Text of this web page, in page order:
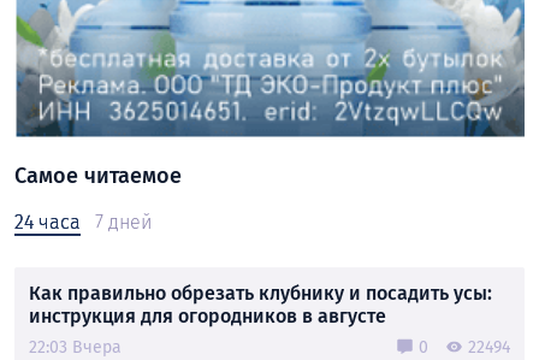
Самое читаемое
24 часа 7 дней
Как правильно обрезать клубнику и посадить усы:
инструкция для огородников в августе
22:03 Вчера 0 22494